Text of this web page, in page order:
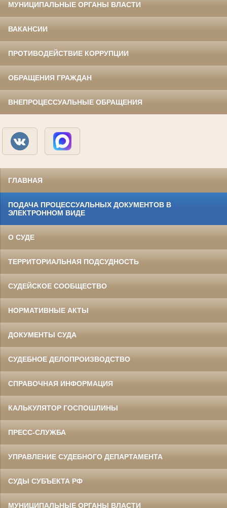
МУНИЦИПАЛЬНЫЕ ОРГАНЫ ВЛАСТИ
ВАКАНСИИ
ПРОТИВОДЕЙСТВИЕ КОРРУПЦИИ
ОБРАЩЕНИЯ ГРАЖДАН
ВНЕПРОЦЕССУАЛЬНЫЕ ОБРАЩЕНИЯ
ГЛАВНАЯ
ПОДАЧА ПРОЦЕССУАЛЬНЫХ ДОКУМЕНТОВ В
ЭЛЕКТРОННОМ ВИДЕ
О СУДЕ
ТЕРРИТОРИАЛЬНАЯ ПОДСУДНОСТЬ
СУДЕЙСКОЕ СООБЩЕСТВО
НОРМАТИВНЫЕ АКТЫ
ДОКУМЕНТЫ СУДА
СУДЕБНОЕ ДЕЛОПРОИЗВОДСТВО
СПРАВОЧНАЯ ИНФОРМАЦИЯ
КАЛЬКУЛЯТОР ГОСПОШЛИНЫ
ПРЕСС-СЛУЖБА
УПРАВЛЕНИЕ СУДЕБНОГО ДЕПАРТАМЕНТА
СУДЫ СУБЪЕКТА РФ
МУНИЦИПАЛЬНЫЕ ОРГАНЫ ВЛАСТИ